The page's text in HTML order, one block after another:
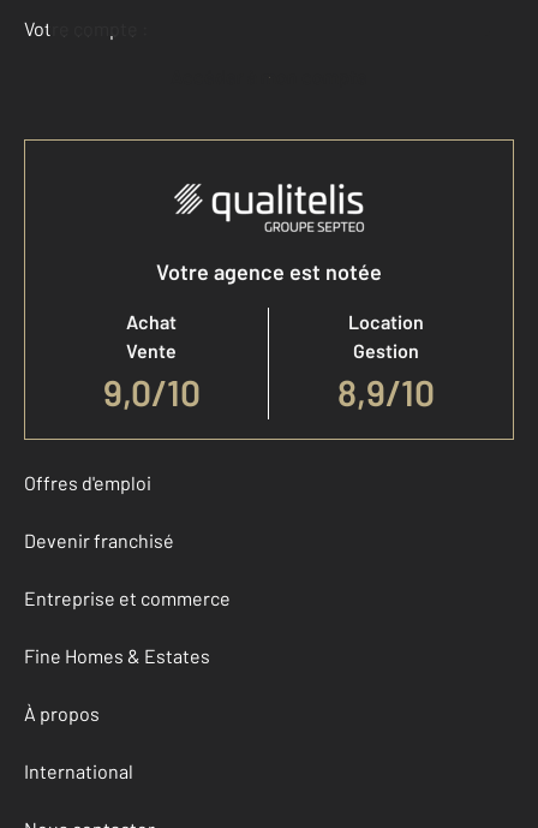
Votre compte :
Accéder à mon compte
Votre agence est notée
Achat
Vente
9,0/10
Location
Gestion
8,9/10
Offres d'emploi
Devenir franchisé
Entreprise et commerce
Fine Homes & Estates
À propos
International